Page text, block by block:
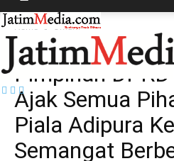
Home Umum
Umum
Pimpinan
Ajak Semua
Piala Adipura
Semangat